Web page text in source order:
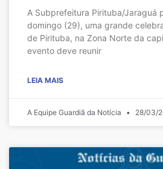
A Subprefeitura Pirituba/Jaraguá
domingo (29), uma grande
de Pirituba, na Zona Norte da
evento deve reunir
LEIA MAIS
A Equipe Guardiã da Notícia 28/03/